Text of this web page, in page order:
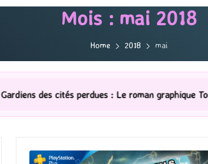
Mois : mai 2018
Home 2018 mai
: Le roman graphique Tome 1 Partie 2